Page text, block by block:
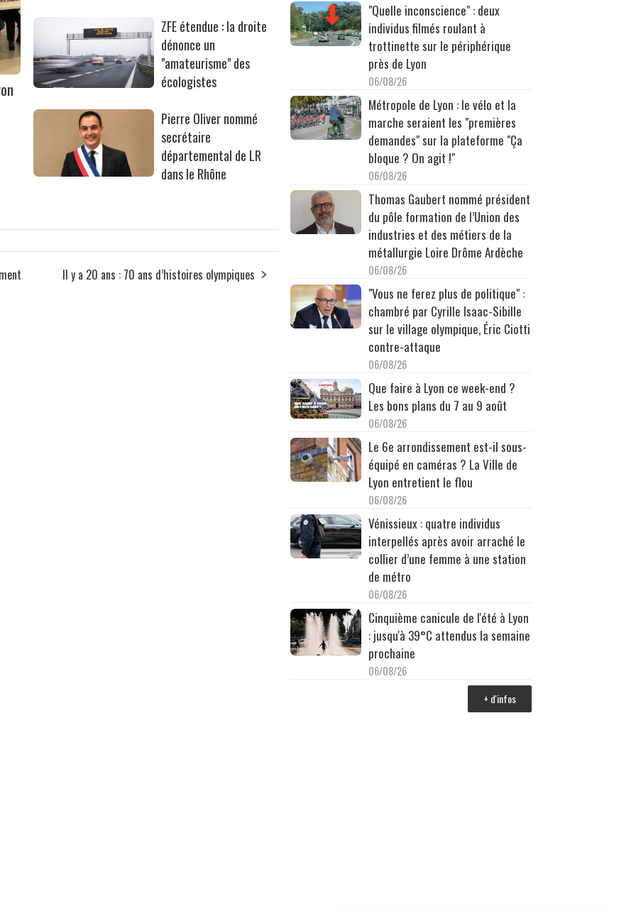
ZFE étendue : la droite
dénonce un
"amateurisme" des
écologistes
Pierre Oliver nommé
secrétaire
départemental de LR
dans le Rhône
Il y a 20 ans : 70 ans d’histoires olympiques
"Quelle inconscience" : deux
individus filmés roulant à
trottinette sur le périphérique
près de Lyon
06/08/26
Métropole de Lyon : le vélo et la
marche seraient les "premières
demandes" sur la plateforme "Ça
bloque ? On agit !"
06/08/26
Thomas Gaubert nommé président
du pôle formation de l’Union des
industries et des métiers de la
métallurgie Loire Drôme Ardèche
06/08/26
"Vous ne ferez plus de politique" :
chambré par Cyrille Isaac-Sibille
sur le village olympique, Éric Ciotti
contre-attaque
06/08/26
Que faire à Lyon ce week-end ?
Les bons plans du 7 au 9 août
06/08/26
Le 6e arrondissement est-il sous-
équipé en caméras ? La Ville de
Lyon entretient le flou
06/08/26
Vénissieux : quatre individus
interpellés après avoir arraché le
collier d’une femme à une station
de métro
06/08/26
Cinquième canicule de l'été à Lyon
: jusqu'à 39°C attendus la semaine
prochaine
06/08/26
+ d'infos